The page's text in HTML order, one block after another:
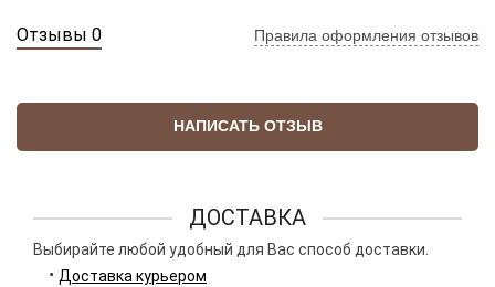
Отзывы 0 Правила оформления отзывов
НАПИСАТЬ ОТЗЫВ
ДОСТАВКА
Выбирайте любой удобный для Вас способ доставки.
Доставка курьером